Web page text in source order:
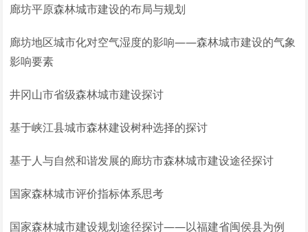
廊坊平原森林城市建设的布局与规划
廊坊地区城市化对空气湿度的影响——森林城市建设的气象
影响要素
井冈山市省级森林城市建设探讨
基于峡江县城市森林建设树种选择的探讨
基于人与自然和谐发展的廊坊市森林城市建设途径探讨
国家森林城市评价指标体系思考
国家森林城市建设规划途径探讨——以福建省闽侯县为例